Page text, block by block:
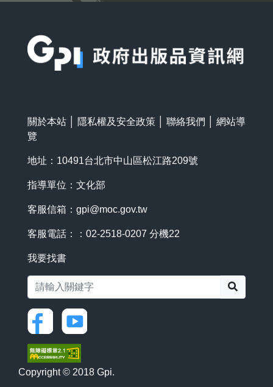
關於本站 隱私權及安全政策 聯絡我們
網站導
覽
地址：10491台北市中山區松江路209號
指導單位：文化部
客服信箱： gpi@moc.gov.tw
客服電話：：02-2518-0207 分機22
我要找書
Copyright © 2018 Gpi.